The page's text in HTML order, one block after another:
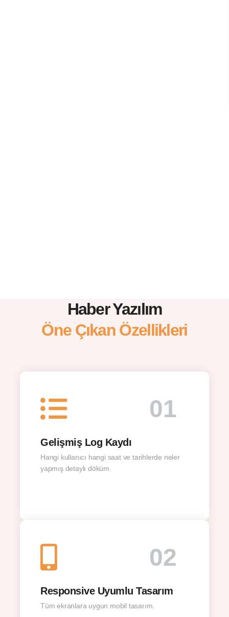
Haber Yazılım
Öne Çıkan Özellikleri
01
Gelişmiş Log Kaydı
Hangi kullanıcı hangi saat ve tarihlerde neler
yapmış detaylı döküm.
02
Responsive Uyumlu Tasarım
Tüm ekranlara uygun mobil tasarım.